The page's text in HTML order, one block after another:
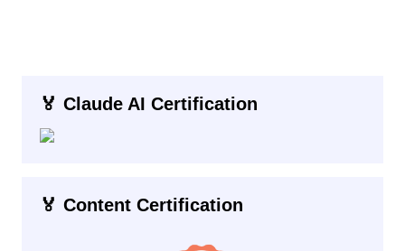
🏅 Claude AI Certification
🏅 Content Certification